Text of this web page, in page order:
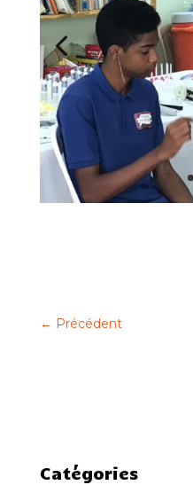
← Précédent
Catégories